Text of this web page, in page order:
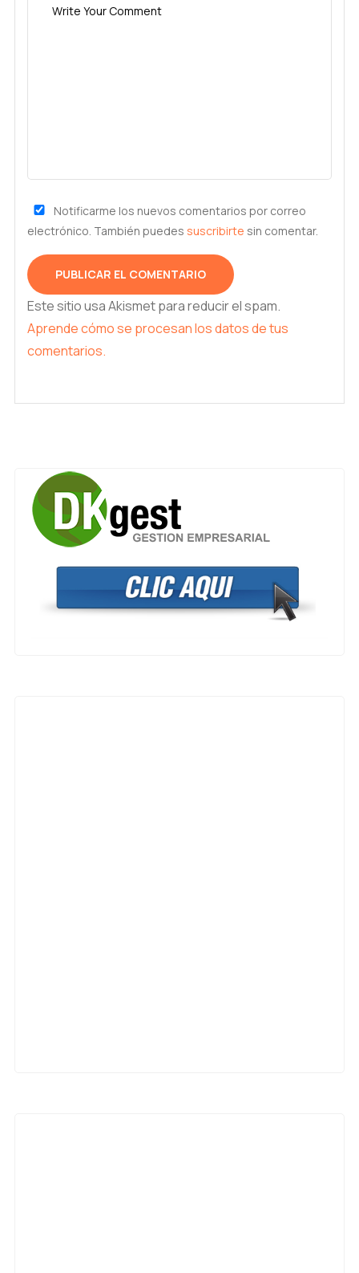
Notificarme los nuevos comentarios por correo
electrónico. También puedes suscribirte sin comentar.
Este sitio usa Akismet para reducir el spam.
Aprende cómo se procesan los datos de tus
comentarios.